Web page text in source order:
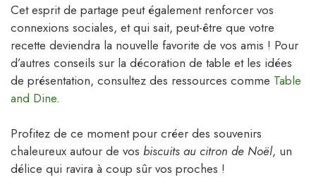
Cet esprit de partage peut également renforcer vos
connexions sociales, et qui sait, peut-être que votre
recette deviendra la nouvelle favorite de vos amis ! Pour
d’autres conseils sur la décoration de table et les idées
de présentation, consultez des ressources comme Table
and Dine.
Profitez de ce moment pour créer des souvenirs
chaleureux autour de vos biscuits au citron de Noël, un
délice qui ravira à coup sûr vos proches !